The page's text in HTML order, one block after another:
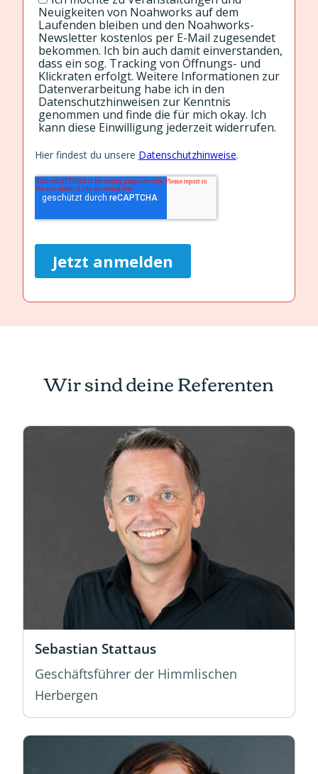
Wir sind deine Referenten
Sebastian Stattaus
Geschäftsführer der Himmlischen
Herbergen